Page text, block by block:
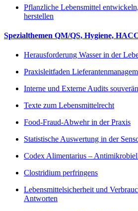
Pflanzliche Lebensmittel
herstellen
Spezialthemen QM/QS, Hygiene,
Herausforderung Wasser in der
Praxisleitfaden
Interne und Externe Audits
Texte zum Lebensmittelrecht
Food-Fraud-Abwehr in der Praxis
Statistische Auswertung in der
Codex Alimentarius –
Clostridium perfringens
Lebensmittelsicherheit und
Antworten